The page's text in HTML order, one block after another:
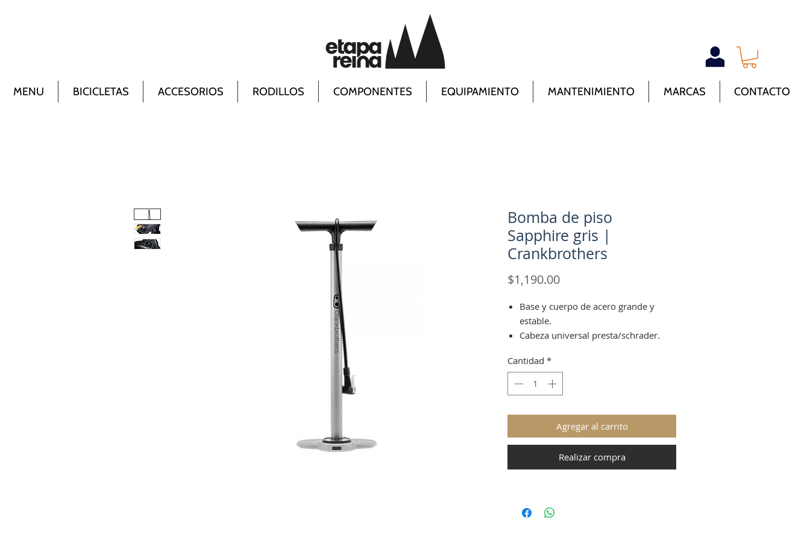
MENU BICICLETAS ACCESORIOS RODILLOS COMPONENTES EQUIPAMIENTO MANTENIMIENTO MARCAS CONTACTO
Bomba de piso
Sapphire gris |
Crankbrothers
$1,190.00Precio
Base y cuerpo de acero grande y
estable.
Cabeza universal presta/schrader.
e inflador.
Gran calibre analógico en la base.
Longitud de manguera extendida.
Cantidad *
Agregar al carrito
Realizar compra